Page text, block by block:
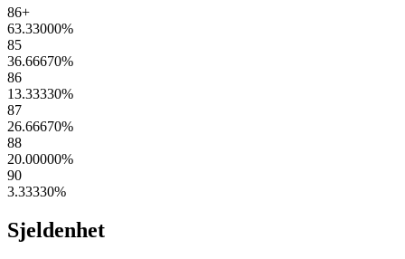
86+
63.33000%
85
36.66670%
86
13.33330%
87
26.66670%
88
20.00000%
90
3.33330%
Sjeldenhet